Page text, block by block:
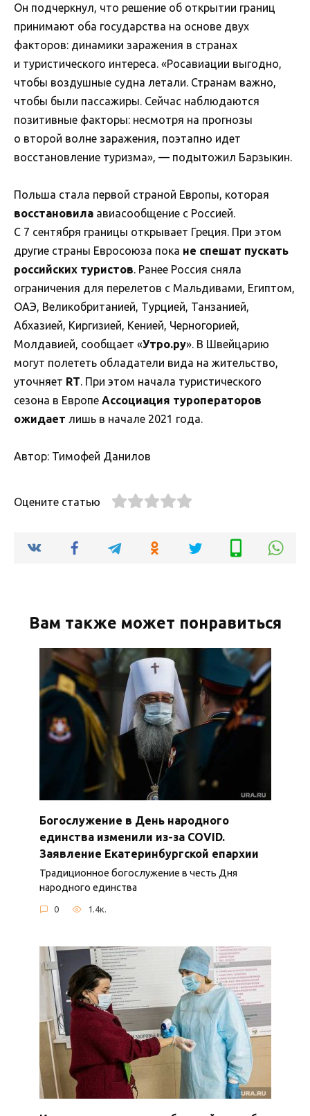
Он подчеркнул, что решение об открытии границ
принимают оба государства на основе двух
факторов: динамики заражения в странах
и туристического интереса. «Росавиации выгодно,
чтобы воздушные судна летали. Странам важно,
чтобы были пассажиры. Сейчас наблюдаются
позитивные факторы: несмотря на прогнозы
о второй волне заражения, поэтапно идет
восстановление туризма», — подытожил Барзыкин.
Польша стала первой страной Европы, которая
восстановила авиасообщение с Россией.
С 7 сентября границы открывает Греция. При этом
другие страны Евросоюза пока не спешат пускать
российских туристов. Ранее Россия сняла
ограничения для перелетов с Мальдивами, Египтом,
ОАЭ, Великобританией, Турцией, Танзанией,
Абхазией, Киргизией, Кенией, Черногорией,
Молдавией, сообщает «Утро.ру». В Швейцарию
могут полететь обладатели вида на жительство,
уточняет RT. При этом начала туристического
сезона в Европе Ассоциация туроператоров
ожидает лишь в начале 2021 года.
Автор: Тимофей Данилов
Оцените статью
Вам также может понравиться
Богослужение в День народного
единства изменили из-за COVID.
Заявление Екатеринбургской епархии
Традиционное богослужение в честь Дня
народного единства
0 1.4к.